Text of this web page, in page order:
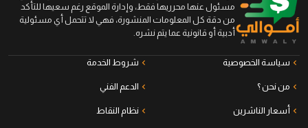
مسئول عنها محرريها فقط، وإدارة الموقع رغم سعيها للتأكد
من دقة كل المعلومات المنشورة، فهي لا تتحمل أي مسئولية
أدبية أو قانونية عما يتم نشره.
سياسة الخصوصية شروط الخدمة
من نحن ؟ الدعم الفني
أسعار الناشرين نظام النقاط